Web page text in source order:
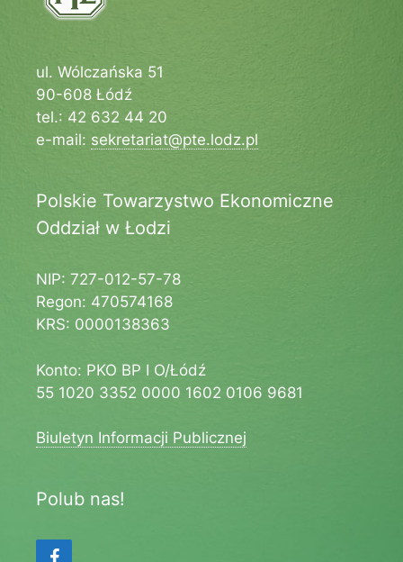
ul. Wólczańska 51
90-608 Łódź
tel.: 42 632 44 20
e-mail: sekretariat@pte.lodz.pl
Polskie Towarzystwo Ekonomiczne
Oddział w Łodzi
NIP: 727-012-57-78
Regon: 470574168
KRS: 0000138363
Konto: PKO BP I O/Łódź
55 1020 3352 0000 1602 0106 9681
Biuletyn Informacji Publicznej
Polub nas!